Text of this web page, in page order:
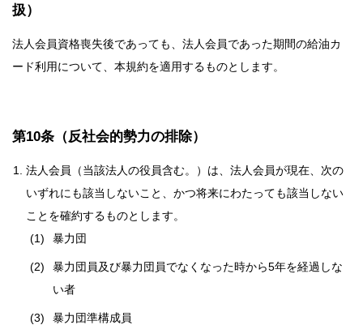
扱）
法人会員資格喪失後であっても、法人会員であった期間の給油カ
ード利用について、本規約を適用するものとします。
第10条（反社会的勢力の排除）
法人会員（当該法人の役員含む。）は、法人会員が現在、次の
いずれにも該当しないこと、かつ将来にわたっても該当しない
ことを確約するものとします。
暴力団
暴力団員及び暴力団員でなくなった時から5年を経過しな
い者
暴力団準構成員